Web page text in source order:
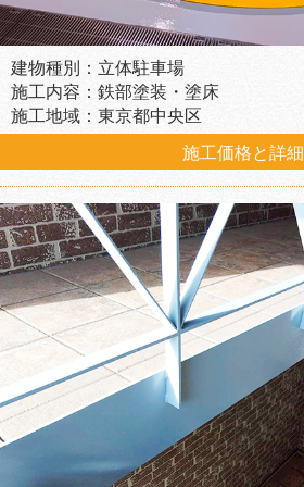
建物種別：立体駐車場
施工内容：鉄部塗装・塗床
施工地域：東京都中央区
施工価格と詳細